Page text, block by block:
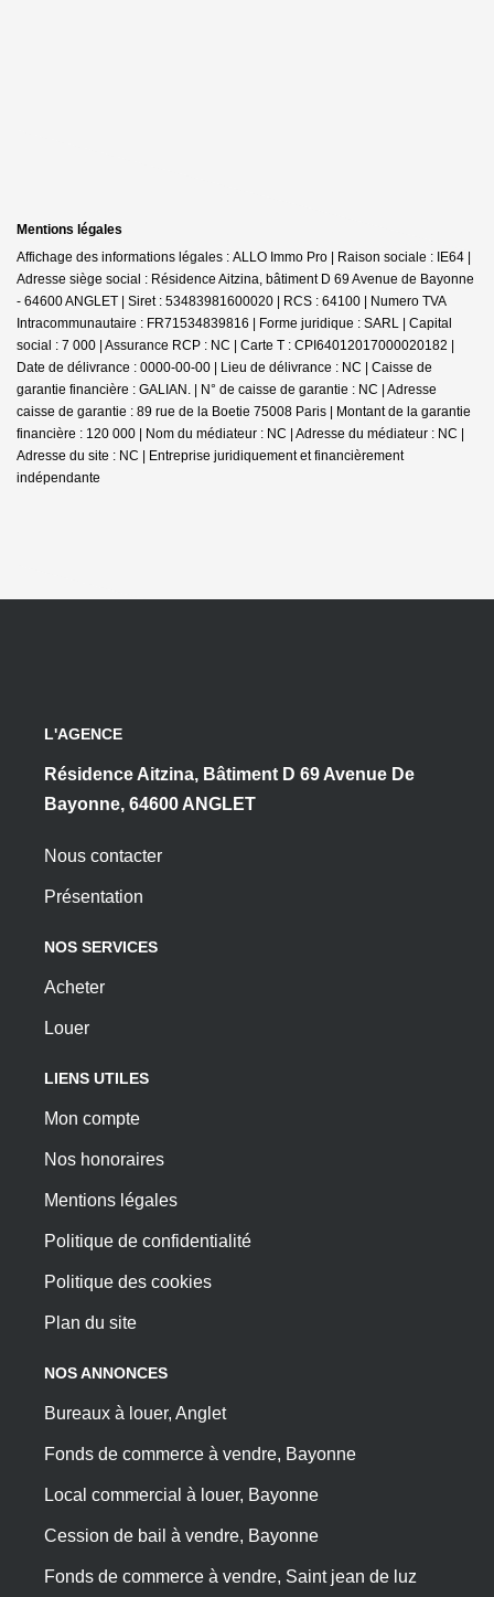
Mentions légales
Affichage des informations légales : ALLO Immo Pro | Raison sociale : IE64 |
Adresse siège social : Résidence Aitzina, bâtiment D 69 Avenue de Bayonne
- 64600 ANGLET | Siret : 53483981600020 | RCS : 64100 | Numero TVA
Intracommunautaire : FR71534839816 | Forme juridique : SARL | Capital
social : 7 000 | Assurance RCP : NC | Carte T : CPI64012017000020182 |
Date de délivrance : 0000-00-00 | Lieu de délivrance : NC | Caisse de
garantie financière : GALIAN. | N° de caisse de garantie : NC | Adresse
caisse de garantie : 89 rue de la Boetie 75008 Paris | Montant de la garantie
financière : 120 000 | Nom du médiateur : NC | Adresse du médiateur : NC |
Adresse du site : NC |
Entreprise juridiquement et financièrement
indépendante
L'AGENCE
Résidence Aitzina, Bâtiment D 69 Avenue De
Bayonne, 64600 ANGLET
Nous contacter
Présentation
NOS SERVICES
Acheter
Louer
LIENS UTILES
Mon compte
Nos honoraires
Mentions légales
Politique de confidentialité
Politique des cookies
Plan du site
NOS ANNONCES
Bureaux à louer, Anglet
Fonds de commerce à vendre, Bayonne
Local commercial à louer, Bayonne
Cession de bail à vendre, Bayonne
Fonds de commerce à vendre, Saint jean de luz